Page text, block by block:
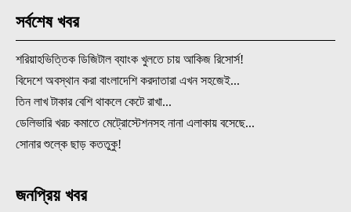
সর্বশেষ খবর
শরিয়াহভিত্তিক ডিজিটাল ব্যাংক খুলতে চায় আকিজ রিসোর্স!
বিদেশে অবস্থান করা বাংলাদেশি করদাতারা এখন সহজেই...
তিন লাখ টাকার বেশি থাকলে কেটে রাখা...
ডেলিভারি খরচ কমাতে মেট্রোস্টেশনসহ নানা এলাকায় বসেছে...
সোনার শুল্কে ছাড় কততুকু!
জনপ্রিয় খবর